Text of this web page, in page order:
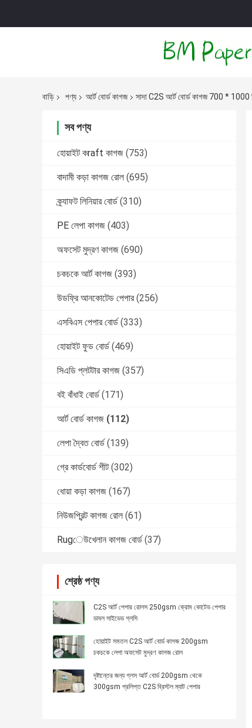
বাড়ি পণ্য আর্ট বোর্ড কাগজ সাদা C2S আর্ট বোর্ড কাগজ 700 * 1000
সব পণ্য
হোয়াইট কraft কাগজ (753)
বাদামী কড়া কাগজ রোল (695)
ক্র্যাফট লিনিয়ার বোর্ড (310)
PE লেপা কাগজ (403)
অফসেট মুদ্রণ কাগজ (690)
চকচকে আর্ট কাগজ (393)
উডফ্রি আনকোটেড পেপার (256)
এসবিএস পেপার বোর্ড (333)
হোয়াইট ফুড বোর্ড (469)
সিএডি প্লটটার কাগজ (357)
বই বাঁধাই বোর্ড (171)
আর্ট বোর্ড কাগজ (112)
লেপা দ্বৈত বোর্ড (139)
গ্রে কার্ডবোর্ড শীট (302)
ধোয়া কড়া কাগজ (167)
নিউজপ্রিন্ট কাগজ রোল (61)
Rugেউখেলান কাগজ বোর্ড (37)
শ্রেষ্ঠ পণ্য
C2S আর্ট পেপার রোলস 250gsm ক্রোম কোটেড পেপার
ডাবল সাইডেড গ্লসি
হোয়াইট সমতল C2S আর্ট বোর্ড কাগজ 200gsm
চকচকে লেপা অফসেট মুদ্রণ কাগজ রোল
দৃষ্টান্তের জন্য গ্লস আর্ট বোর্ড 200gsm থেকে
300gsm প্রলিপ্ত C2S ব্রিস্টল ম্যাট পেপার